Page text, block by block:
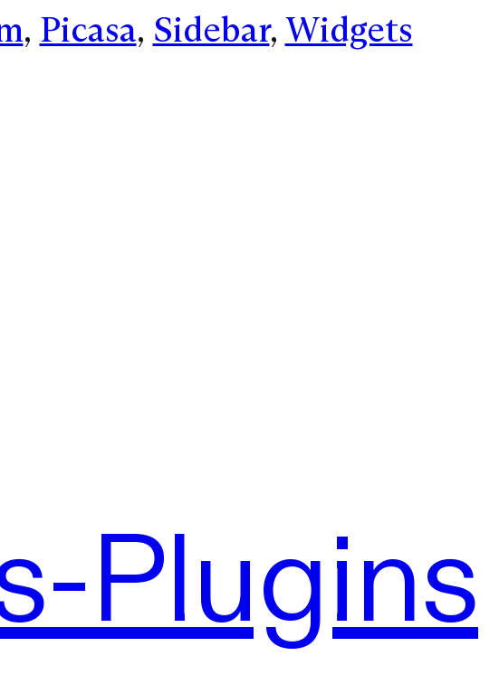
, Picasa, Sidebar, Widgets
Plugins